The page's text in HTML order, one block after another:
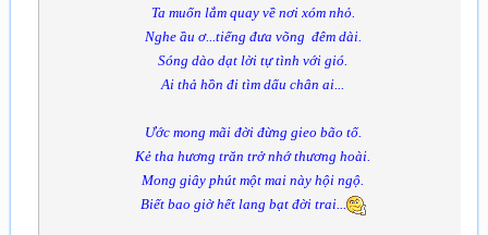
Ta muốn lắm quay về nơi xóm nhỏ.
Nghe ầu ơ...tiếng đưa võng đêm dài.
Sóng dào dạt lời tự tình với gió.
Ai thả hồn đi tìm dấu chân ai...
Ước mong mãi đời đừng gieo bão tố.
Kẻ tha hương trăn trở nhớ thương hoài.
Mong giây phút một mai này hội ngộ.
Biết bao giờ hết lang bạt đời trai...